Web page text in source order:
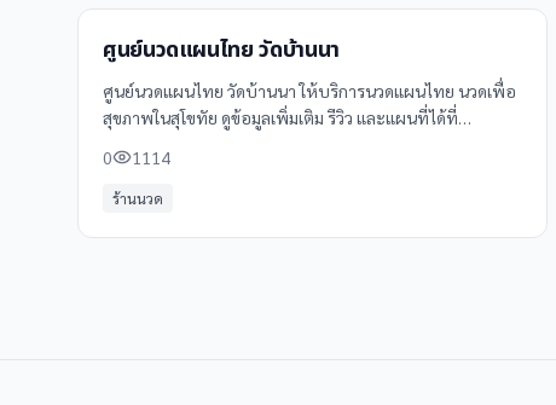
ศูนย์นวดแผนไทย วัดบ้านนา
ศูนย์นวดแผนไทย วัดบ้านนา ให้บริการนวดแผนไทย นวดเพื่อ
สุขภาพในสุโขทัย ดูข้อมูลเพิ่มเติม รีวิว และแผนที่ได้ที่
0 1114
ร้านนวด